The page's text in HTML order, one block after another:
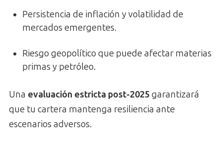
Persistencia de inflación y volatilidad de
mercados emergentes.
Riesgo geopolítico que puede afectar materias
primas y petróleo.
Una evaluación estricta post-2025 garantizará
que tu cartera mantenga resiliencia ante
escenarios adversos.